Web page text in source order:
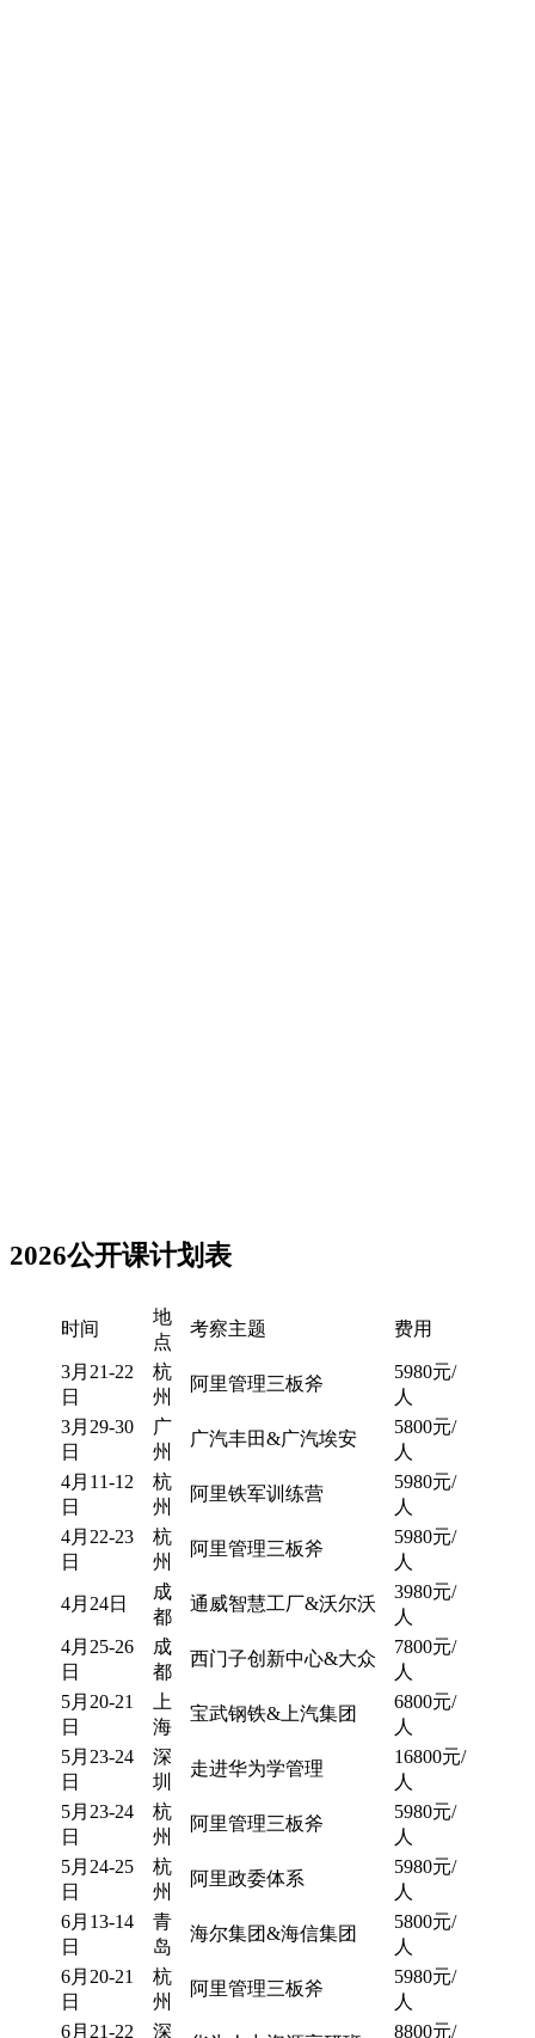
2026公开课计划表
时间
地
点
考察主题 费用
3月21-22
日
杭
州
阿里管理三板斧
5980元/
人
3月29-30
日
广
州
广汽丰田&广汽埃安
5800元/
人
4月11-12
日
杭
州
阿里铁军训练营
5980元/
人
4月22-23
日
杭
州
阿里管理三板斧
5980元/
人
4月24日
成
都
通威智慧工厂&沃尔沃
3980元/
人
4月25-26
日
成
都
西门子创新中心&大众
7800元/
人
5月20-21
日
上
海
宝武钢铁&上汽集团
6800元/
人
5月23-24
日
深
圳
走进华为学管理
16800元/
人
5月23-24
日
杭
州
阿里管理三板斧
5980元/
人
5月24-25
日
杭
州
阿里政委体系
5980元/
人
6月13-14
日
青
岛
海尔集团&海信集团
5800元/
人
6月20-21
日
杭
州
阿里管理三板斧
5980元/
人
6月21-22
深 8800元/